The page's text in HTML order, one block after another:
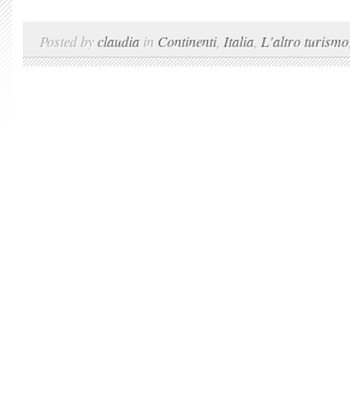
Posted byclaudia in Continenti, Italia L'altro turismo